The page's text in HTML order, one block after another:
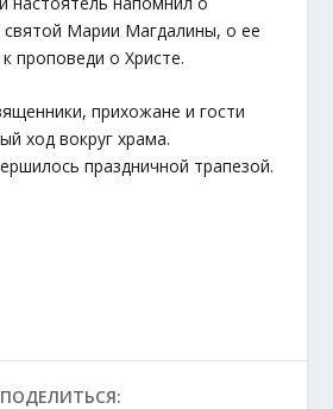
святой Марии Магдалины, о ее
проповеди о Христе.
прихожане и гости
ход вокруг храма.
праздничной трапезой.
ПОДЕЛИТЬСЯ: